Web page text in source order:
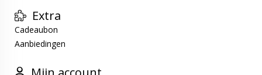
Extra
Cadeaubon
Aanbiedingen